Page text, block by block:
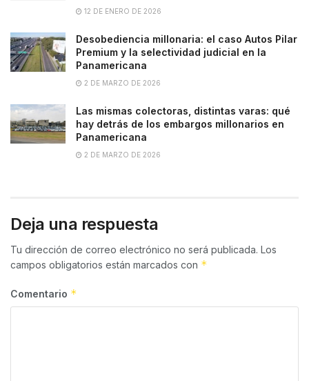
12 DE ENERO DE 2026
Desobediencia millonaria: el caso Autos Pilar
Premium y la selectividad judicial en la
Panamericana
2 DE MARZO DE 2026
Las mismas colectoras, distintas varas: qué
hay detrás de los embargos millonarios en
Panamericana
2 DE MARZO DE 2026
Deja una respuesta
Tu dirección de correo electrónico no será publicada. Los
campos obligatorios están marcados con *
Comentario *